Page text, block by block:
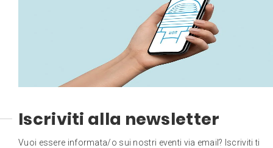
Iscriviti alla newsletter
Vuoi essere informata/o sui nostri eventi via email? Iscriviti ti